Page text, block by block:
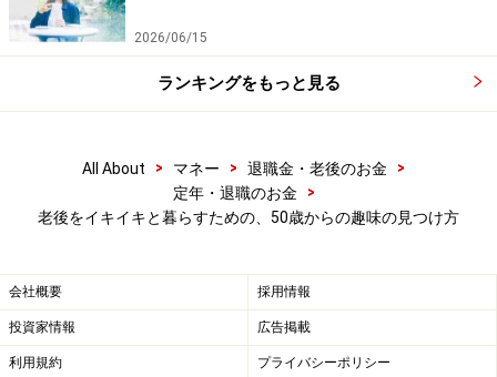
【編集部からのお知らせ】
・「家計」について、アンケート（2026/8/31まで）を実施
2026/06/15
ランキングをもっと見る
All About > マネー > 退職金・老後のお金
>
定年・退職のお金
>
老後をイキイキと暮らすための、50歳からの趣味の見つけ方
会社概要 採用情報
投資家情報 広告掲載
利用規約 プライバシーポリシー